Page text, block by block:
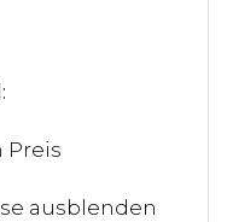
Preis
ausblenden